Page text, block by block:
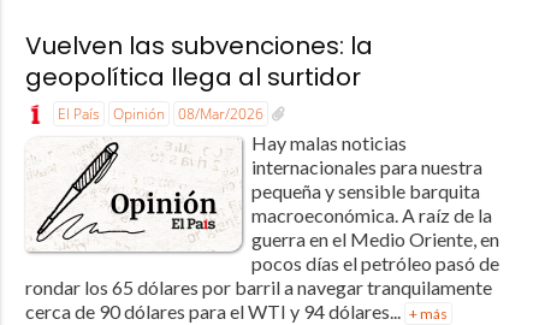
Vuelven las subvenciones: la
geopolítica llega al surtidor
El País Opinión 08/Mar/2026
Hay malas noticias
internacionales para nuestra
pequeña y sensible barquita
macroeconómica. A raíz de la
guerra en el Medio Oriente, en
pocos días el petróleo pasó de
rondar los 65 dólares por barril a navegar tranquilamente
cerca de 90 dólares para el WTI y 94 dólares... + más